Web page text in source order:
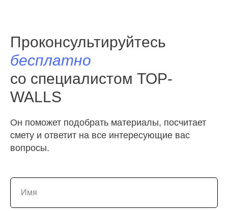
Проконсультируйтесь
бесплатно
со специалистом TOP-
WALLS
Он поможет подобрать материалы, посчитает
смету и ответит на все интересующие вас
вопросы.